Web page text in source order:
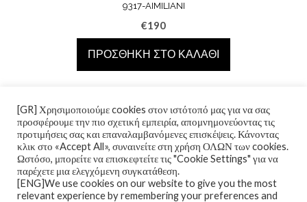
9317-AIMILIANI
€190
ΠΡΟΣΘΉΚΗ ΣΤΟ ΚΑΛΆΘΙ
[GR] Χρησιμοποιούμε cookies στον ιστότοπό μας για να σας
προσφέρουμε την πιο σχετική εμπειρία, απομνημονεύοντας τις
προτιμήσεις σας και επαναλαμβανόμενες επισκέψεις. Κάνοντας
κλικ στο «Accept All», συναινείτε στη χρήση ΟΛΩΝ των cookies.
Ωστόσο, μπορείτε να επισκεφτείτε τις "Cookie Settings" για να
παρέχετε μια ελεγχόμενη συγκατάθεση.
[ENG]We use cookies on our website to give you the most
relevant experience by remembering your preferences and